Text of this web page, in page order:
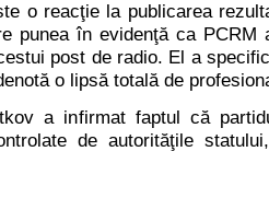
o reacţie la publicarea
punea în evidenţă ca
post de radio. El a
o lipsă totală de
a infirmat faptul că
de autorităţile